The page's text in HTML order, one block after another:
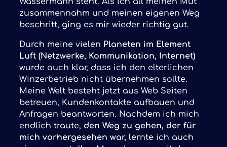
zusammennahm und meinen eigenen Weg
beschritt, ging es mir wieder richtig gut.
Durch meine vielen Planeten im Element
Luft (Netzwerke, Kommunikation, Internet)
wurde auch klar, dass ich den elterlichen
Winzerbetrieb nicht übernehmen sollte.
Meine Welt besteht jetzt aus Web Seiten
betreuen, Kundenkontakte aufbauen und
Anfragen beantworten. Nachdem ich mich
endlich traute, den Weg zu gehen, der für
mich vorhergesehen war, lernte ich auch